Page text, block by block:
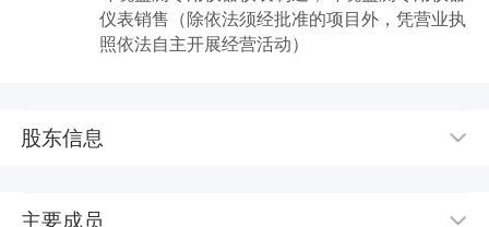
仪表销售（除依法须经批准的项目外，凭营业执
照依法自主开展经营活动）
股东信息
主要成员